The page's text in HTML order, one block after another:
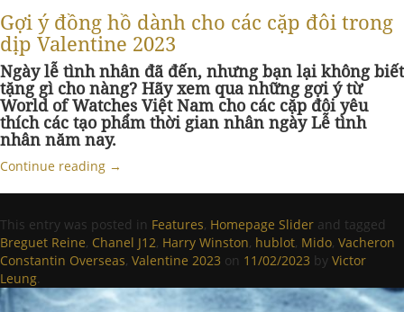
Gợi ý đồng hồ dành cho các cặp đôi trong
dịp Valentine 2023
Ngày lễ tình nhân đã đến, nhưng bạn lại không biết
tặng gì cho nàng? Hãy xem qua những gợi ý từ
World of Watches Việt Nam cho các cặp đôi yêu
thích các tạo phẩm thời gian nhân ngày Lễ tình
nhân năm nay.
Continue reading →
This entry was posted in Features, Homepage Slider and tagged
Breguet Reine, Chanel J12, Harry Winston, hublot, Mido, Vacheron
Constantin Overseas, Valentine 2023 on 11/02/2023 by Victor
Leung.